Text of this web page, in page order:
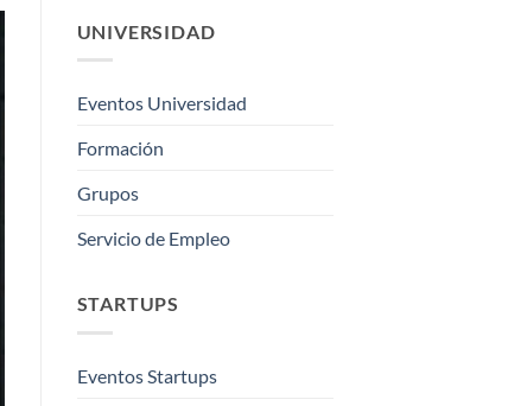
UNIVERSIDAD
Eventos Universidad
Formación
Grupos
Servicio de Empleo
STARTUPS
Eventos Startups